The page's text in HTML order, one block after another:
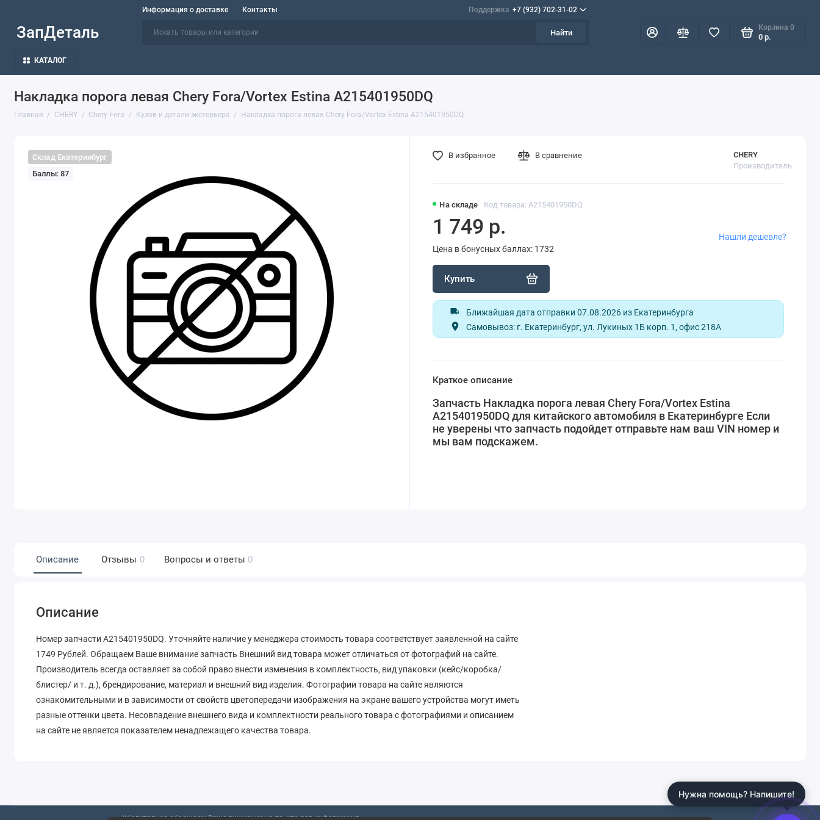
Информация о доставке Контакты Поддержка +7 (932) 702-31-02
ЗапДеталь Найти
Корзина 0
0 р.
КАТАЛОГ
Накладка порога левая Chery Fora/Vortex Estina A215401950DQ
Главная CHERY Chery Fora Кузов и детали экстерьера Накладка порога левая Chery Fora/Vortex Estina A215401950DQ
Склад Екатеринбург
Баллы: 87
На складе Код товара: A215401950DQ
CHERY
Производитель
1 749 р.
Цена в бонусных баллах: 1732
Купить
Нашли дешевле?
Ближайшая дата отправки 07.08.2026 из Екатеринбурга
Самовывоз: г. Екатеринбург, ул. Лукиных 1Б корп. 1, офис 218А
В избранное В сравнение
Краткое описание
Запчасть Накладка порога левая Chery Fora/Vortex Estina
A215401950DQ для китайского автомобиля в Екатеринбурге Если
не уверены что запчасть подойдет отправьте нам ваш VIN номер и
мы вам подскажем.
Описание Отзывы 0 Вопросы и ответы 0
Описание
Номер запчасти A215401950DQ. Уточняйте наличие у менеджера стоимость товара соответствует заявленной на сайте
1749 Рублей. Обращаем Ваше внимание запчасть Внешний вид товара может отличаться от фотографий на сайте.
Производитель всегда оставляет за собой право внести изменения в комплектность, вид упаковки (кейс/коробка/
блистер/ и т. д.), брендирование, материал и внешний вид изделия. Фотографии товара на сайте являются
ознакомительными и в зависимости от свойств цветопередачи изображения на экране вашего устройства могут иметь
разные оттенки цвета. Несовпадение внешнего вида и комплектности реального товара с фотографиями и описанием
на сайте не является показателем ненадлежащего качества товара.
Нужна помощь? Напишите!